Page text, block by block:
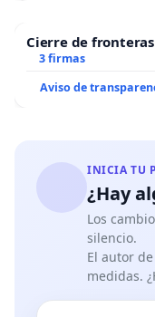
Cierre de fronteras
3 firmas
Aviso de
INICIA TU
¿Hay
Los
silencio.
El autor
medidas.